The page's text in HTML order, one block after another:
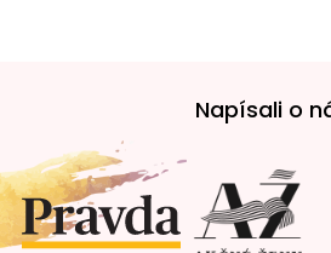
t
i
e
Napísali o